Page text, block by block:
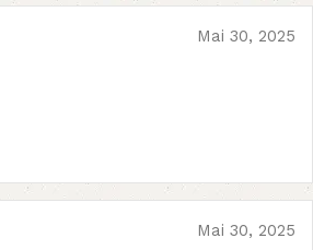
Mai 30, 2025
Mai 30, 2025